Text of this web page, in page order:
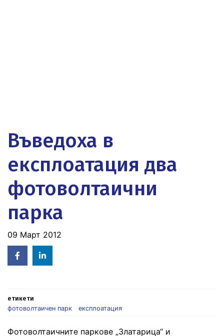
Въведоха в
експлоатация два
фотоволтаични
парка
09 Март 2012
Facebook
in
етикети
фотоволтаичен парк
експлоатация
Фотоволтаичните паркове „Златарица“ и